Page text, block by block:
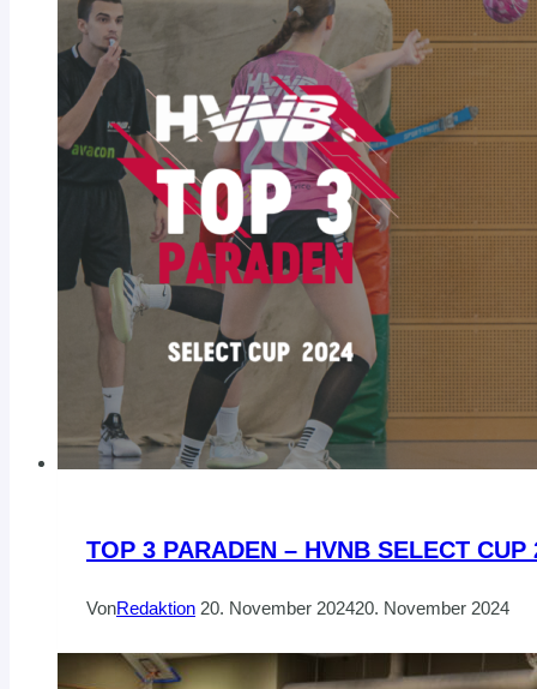
TOP 3 PARADEN – HVNB SELECT CUP
VonRedaktion 20. November 202420. November 2024